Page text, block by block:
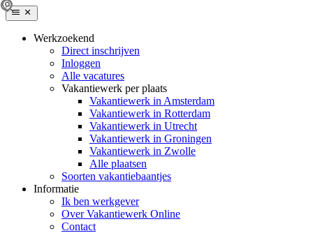
Werkzoekend
Direct inschrijven
Inloggen
Alle vacatures
Vakantiewerk per plaats
Vakantiewerk in Amsterdam
Vakantiewerk in Rotterdam
Vakantiewerk in Utrecht
Vakantiewerk in Groningen
Vakantiewerk in Zwolle
Alle plaatsen
Soorten vakantiebaantjes
Informatie
Ik ben werkgever
Over Vakantiewerk Online
Contact